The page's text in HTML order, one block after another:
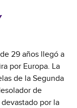
29 años llegó a
por Europa. La
de la Segunda
de
por la